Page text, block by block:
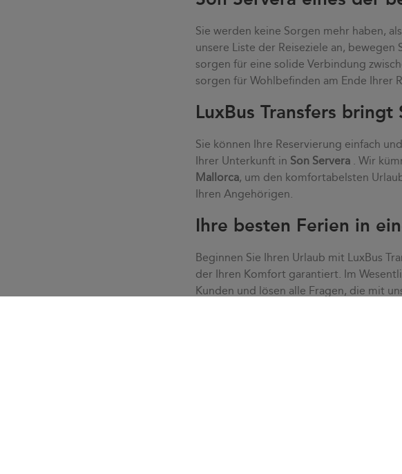
Sie werden keine Sorgen mehr haben,
unsere Liste der Reiseziele an,
sorgen für eine solide Verbindung
sorgen für Wohlbefinden am Ende Ihrer
LuxBus Transfers bringt
Sie können Ihre Reservierung einfach
Ihrer Unterkunft in Son Servera
. Wir
Mallorca, um den komfortabelsten
Ihren Angehörigen.
Ihre besten Ferien in
Beginnen Sie Ihren Urlaub mit LuxBus
der Ihren Komfort garantiert. Im
Kunden und lösen alle Fragen, die mit